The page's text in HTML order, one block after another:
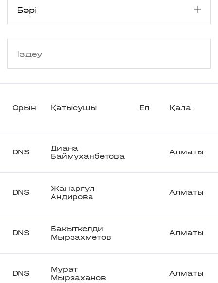
Орын Қатысушы Ел Қала
DNS
Диана
Баймуханбетова
Алматы
DNS
Жанаргул
Андирова
Алматы
DNS
Бакыткелди
Мырзахметов
Алматы
DNS
Мурат
Мырзаханов
Алматы